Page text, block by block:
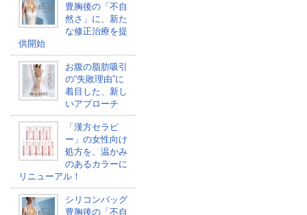
豊胸後の「不自
然さ」に、新た
な修正治療を提
供開始
お腹の脂肪吸引
の“失敗理由”に
着目した、新し
いアプローチ
「漢方セラピ
ー」の女性向け
処方を、温かみ
のあるカラーに
リニューアル！
シリコンバッグ
豊胸後の「不自